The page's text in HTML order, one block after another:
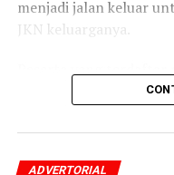
menjadi jalan keluar
JKN keluarganya.
Bukan Penerima Upah)
mengetahui adanya
ADVERTORIAL